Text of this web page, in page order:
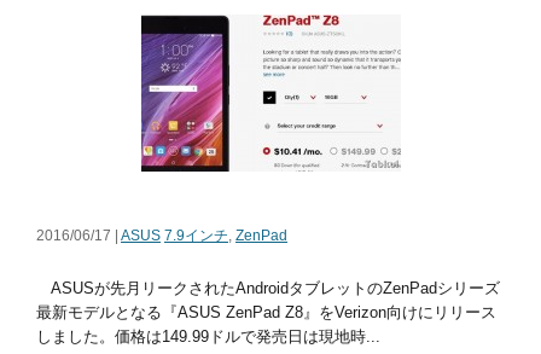
2016/06/17 | ASUS 7.9インチ, ZenPad
ASUSが先月リークされたAndroidタブレットのZenPadシリーズ
最新モデルとなる『ASUS ZenPad Z8』をVerizon向けにリリース
しました。価格は149.99ドルで発売日は現地時...